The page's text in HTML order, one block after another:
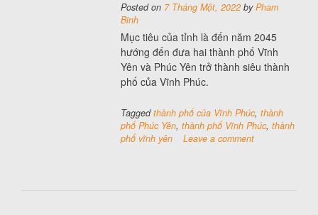
Posted on 7 Tháng Một, 2022byPham
Binh
Mục tiêu của tỉnh là đến năm 2045
hướng đến đưa hai thành phố Vĩnh
Yên và Phúc Yên trở thành siêu thành
phố của Vĩnh Phúc.
Taggedthành phố của Vĩnh Phúc, thành
phố Phúc Yên, thành phố Vĩnh Phúc, thành
phố vĩnh yên
Leave a comment